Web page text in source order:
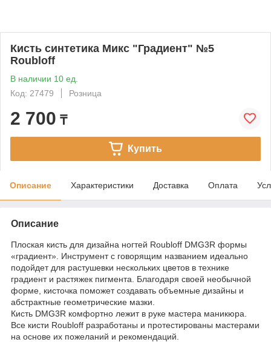
Кисть синтетика Микс "Градиент" №5
Roubloff
В наличии 10 ед.
Код: 27479
Розница
2 700 ₸
Купить
Описание Характеристики Доставка Оплата
Описание
Плоская кисть для дизайна ногтей Roubloff DMG3R формы
«градиент». Инструмент с говорящим названием идеально
подойдет для растушевки нескольких цветов в технике
градиент и растяжек пигмента. Благодаря своей необычной
форме, кисточка поможет создавать объемные дизайны и
абстрактные геометрические мазки.
Кисть DMG3R комфортно лежит в руке мастера маникюра.
Все кисти Roubloff разработаны и протестированы мастерами
на основе их пожеланий и рекомендаций.